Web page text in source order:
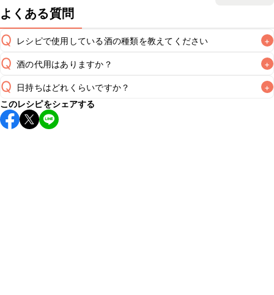
よくある質問
Q レシピで使用している酒の種類を教えてください +
A
Q 酒の代用はありますか？ +
A
Q 日持ちはどれくらいですか？ +
保存期間は冷蔵で当日中が目安です。なるべくお早めにお召
し上がりください。
このレシピをシェアする